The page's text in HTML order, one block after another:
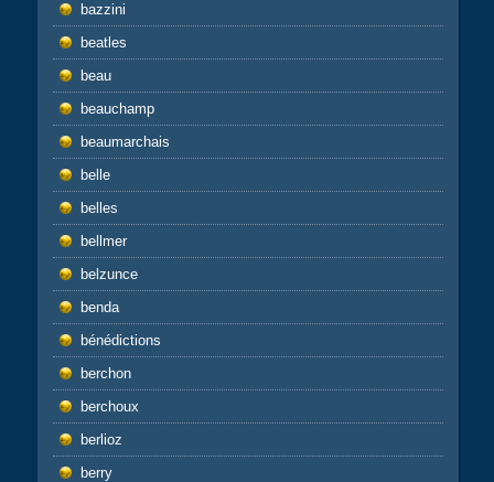
bazzini
beatles
beau
beauchamp
beaumarchais
belle
belles
bellmer
belzunce
benda
bénédictions
berchon
berchoux
berlioz
berry